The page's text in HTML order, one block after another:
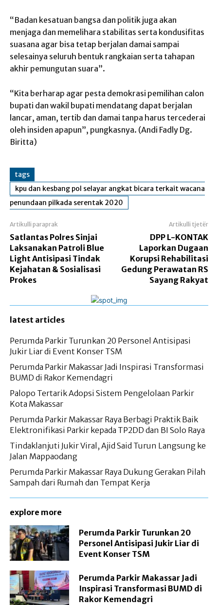
“Badan kesatuan bangsa dan politik juga akan
menjaga dan memelihara stabilitas serta kondusifitas
suasana agar bisa tetap berjalan damai sampai
selesainya seluruh bentuk rangkaian serta tahapan
akhir pemungutan suara”.
“Kita berharap agar pesta demokrasi pemilihan calon
bupati dan wakil bupati mendatang dapat berjalan
lancar, aman, tertib dan damai tanpa harus tercederai
oleh insiden apapun”, pungkasnya. (Andi Fadly Dg.
Biritta)
tags
kpu dan kesbang pol selayar angkat bicara terkait wacana
penundaan pilkada serentak 2020
Artikulli paraprak
Satlantas Polres Sinjai
Laksanakan Patroli Blue
Light Antisipasi Tindak
Kejahatan & Sosialisasi
Prokes
Artikulli tjetër
DPP L-KONTAK
Laporkan Dugaan
Korupsi Rehabilitasi
Gedung Perawatan RS
Sayang Rakyat
latest articles
Perumda Parkir Turunkan 20 Personel Antisipasi
Jukir Liar di Event Konser TSM
Perumda Parkir Makassar Jadi Inspirasi Transformasi
BUMD di Rakor Kemendagri
Palopo Tertarik Adopsi Sistem Pengelolaan Parkir
Kota Makassar
Perumda Parkir Makassar Raya Berbagi Praktik Baik
Elektronifikasi Parkir kepada TP2DD dan BI Solo Raya
Tindaklanjuti Jukir Viral, Ajid Said Turun Langsung ke
Jalan Mappaodang
Perumda Parkir Makassar Raya Dukung Gerakan Pilah
Sampah dari Rumah dan Tempat Kerja
explore more
Perumda Parkir Turunkan 20
Personel Antisipasi Jukir Liar di
Event Konser TSM
Perumda Parkir Makassar Jadi
Inspirasi Transformasi BUMD di
Rakor Kemendagri